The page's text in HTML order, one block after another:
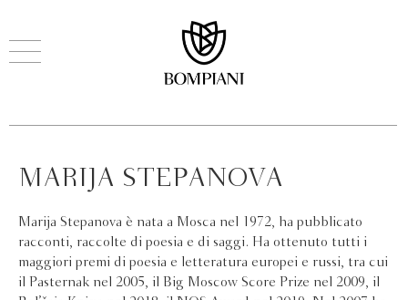
MARIJA STEPANOVA
Marija Stepanova è nata a Mosca nel 1972, ha pubblicato
racconti, raccolte di poesia e di saggi. Ha ottenuto tutti i
maggiori premi di poesia e letteratura europei e russi, tra cui
il Pasternak nel 2005, il Big Moscow Score Prize nel 2009, il